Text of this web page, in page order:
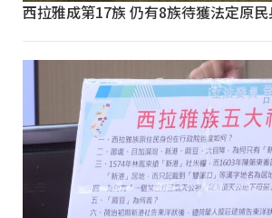
西拉雅成第17族 仍有8族待獲法定原